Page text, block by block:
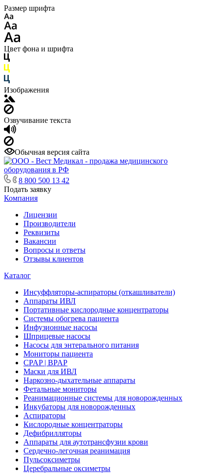
Размер шрифта
Цвет фона и шрифта
Изображения
Озвучивание текста
Обычная версия сайта
8 800 500 13 42
Подать заявку
Компания
Лицензии
Производители
Реквизиты
Вакансии
Вопросы и ответы
Отзывы клиентов
Каталог
Инсуффляторы-аспираторы (откашливатели)
Аппараты ИВЛ
Портативные кислородные концентраторы
Системы обогрева пациента
Инфузионные насосы
Шприцевые насосы
Насосы для энтерального питания
Мониторы пациента
CPAP | BPAP
Маски для ИВЛ
Наркозно-дыхательные аппараты
Фетальные мониторы
Реанимационные системы для новорожденных
Инкубаторы для новорожденных
Аспираторы
Кислородные концентраторы
Дефибрилляторы
Аппараты для аутотрансфузии крови
Сердечно-легочная реанимация
Пульсоксиметры
Церебральные оксиметры